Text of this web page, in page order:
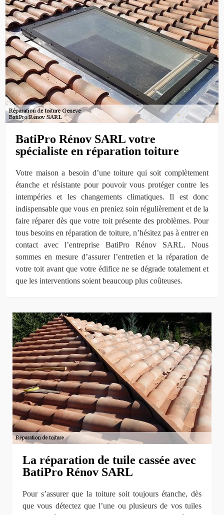
BatiPro Rénov SARL votre
spécialiste en réparation toiture
Votre maison a besoin d’une toiture qui soit complètement
étanche et résistante pour pouvoir vous protéger contre les
intempéries et les changements climatiques. Il est donc
indispensable que vous en preniez soin régulièrement et de la
faire réparer dès que votre toit présente des problèmes. Pour
tous besoins en réparation de toiture, n’hésitez pas à entrer en
contact avec l’entreprise BatiPro Rénov SARL. Nous
sommes en mesure d’assurer l’entretien et la réparation de
votre toit avant que votre édifice ne se dégrade totalement et
que les interventions soient beaucoup plus coûteuses.
La réparation de tuile cassée avec
BatiPro Rénov SARL
Pour s’assurer que la toiture soit toujours étanche, dès
que vous détectez que l’une ou plusieurs de vos tuiles